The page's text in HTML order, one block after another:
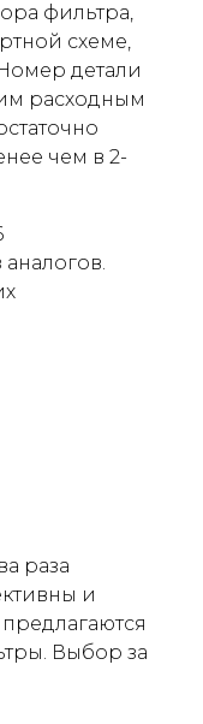
фильтра,
схеме,
детали
расходным
чем в 2-
раза
и
Выбор за